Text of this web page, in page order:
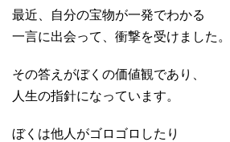
最近、自分の宝物が一発でわかる
一言に出会って、衝撃を受けました。
その答えがぼくの価値観であり、
人生の指針になっています。
ぼくは他人がゴロゴロしたり